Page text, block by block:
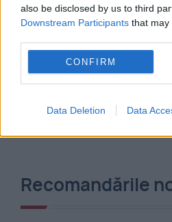
also be disclosed by us to third
Downstream Participants that may
CONFIRM
Data Deletion Data
Recomandările